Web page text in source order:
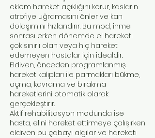
eklem hareket açıklığını korur, kasların
atrofiye uğramasını önler ve kan
dolaşımını hızlandırır. Bu mod, inme
sonrası erken dönemde el hareketi
çok sınırlı olan veya hiç hareket
edemeyen hastalar için idealdir.
Eldiven, önceden programlanmış
hareket kalıpları ile parmakları bükme,
açma, kavrama ve bırakma
hareketlerini otomatik olarak
gerçekleştirir.
Aktif rehabilitasyon modunda ise
hasta, elini hareket ettirmeye çalışırken
eldiven bu çabayı algılar ve hareketi